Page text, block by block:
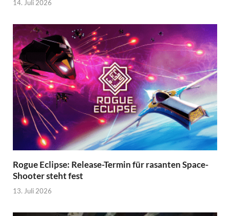
14. Juli 2026
Rogue Eclipse: Release-Termin für rasanten Space-
Shooter steht fest
13. Juli 2026